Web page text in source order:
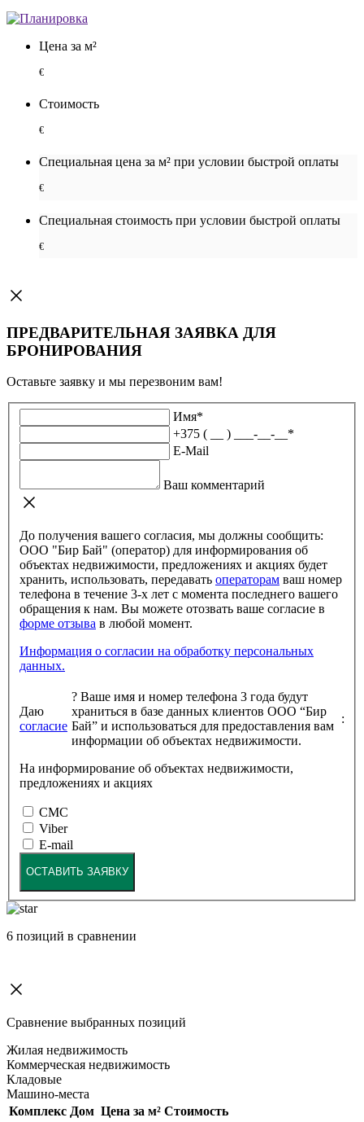
Цена за м²
€
Стоимость
€
Специальная цена за м² при условии быстрой оплаты
€
Специальная cтоимость при условии быстрой оплаты
€
ПРЕДВАРИТЕЛЬНАЯ ЗАЯВКА ДЛЯ
БРОНИРОВАНИЯ
Оставьте заявку и мы перезвоним вам!
Имя*
+375 ( __ ) ___-__-__ *
E-Mail
Ваш комментарий
До получения вашего согласия, мы должны сообщить:
ООО "Бир Бай" (оператор) для информирования об
объектах недвижимости, предложениях и акциях будет
хранить, использовать, передавать операторам
телефона в течение 3-х лет с момента последнего вашего
обращения к нам. Вы можете отозвать ваше согласие в
форме отзыва
в любой момент.
Информация о согласии на обработку персональных
данных.
Даю
согласие
? Ваше имя и номер телефона 3 года будут
храниться в базе данных клиентов ООО “Бир
Бай” и использоваться для предоставления вам
информации об объектах недвижимости.
:
На информирование об объектах недвижимости,
предложениях и акциях
СМС
Viber
E-mail
ОСТАВИТЬ ЗАЯВКУ
6 позиций в сравнении
Сравнение выбранных позиций
Жилая недвижимость
Коммерческая недвижимость
Кладовые
Машино-места
Комплекс Дом Цена за м² Стоимость